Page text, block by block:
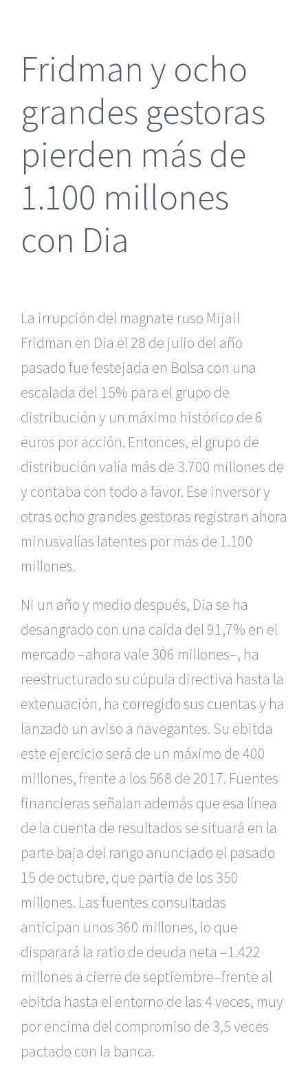
Fridman y ocho
grandes gestoras
pierden más de
1.100 millones
con Dia
La irrupción del magnate ruso Mijail
Fridman en Dia el 28 de julio del año
pasado fue festejada en Bolsa con una
escalada del 15% para el grupo de
distribución y un máximo histórico de 6
euros por acción. Entonces, el grupo de
distribución valía más de 3.700 millones de
y contaba con todo a favor. Ese inversor y
otras ocho grandes gestoras registran ahora
minusvalías latentes por más de 1.100
millones.
Ni un año y medio después, Dia se ha
desangrado con una caída del 91,7% en el
mercado –ahora vale 306 millones–, ha
reestructurado su cúpula directiva hasta la
extenuación, ha corregido sus cuentas y ha
lanzado un aviso a navegantes. Su ebitda
este ejercicio será de un máximo de 400
millones, frente a los 568 de 2017. Fuentes
financieras señalan además que esa línea
de la cuenta de resultados se situará en la
parte baja del rango anunciado el pasado
15 de octubre, que partía de los 350
millones. Las fuentes consultadas
anticipan unos 360 millones, lo que
disparará la ratio de deuda neta –1.422
millones a cierre de septiembre–frente al
ebitda hasta el entorno de las 4 veces, muy
por encima del compromiso de 3,5 veces
pactado con la banca.